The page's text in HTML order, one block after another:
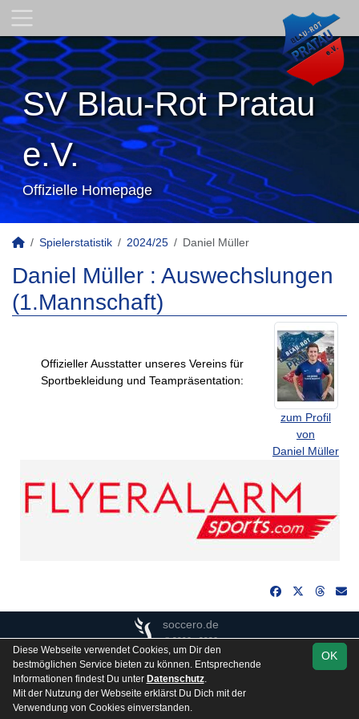
SV Blau-Rot Pratau
e.V.
Offizielle Homepage
Spielerstatistik 2024/25 Daniel Müller
Daniel Müller : Auswechslungen
(1.Mannschaft)
zum Profil
von
Daniel Müller
Offizieller Ausstatter unseres Vereins für
Sportbekleidung und Teampräsentation:
soccero.de
© 2006 - 2026
Besucherstatistik Kontakt Impressum
Gästebuch
Datenschutz
OK
Diese Webseite verwendet Cookies, um Dir den
bestmöglichen Service bieten zu können. Entsprechende
Informationen findest Du unter Datenschutz.
Mit der Nutzung der Webseite erklärst Du Dich mit der
Verwendung von Cookies einverstanden.